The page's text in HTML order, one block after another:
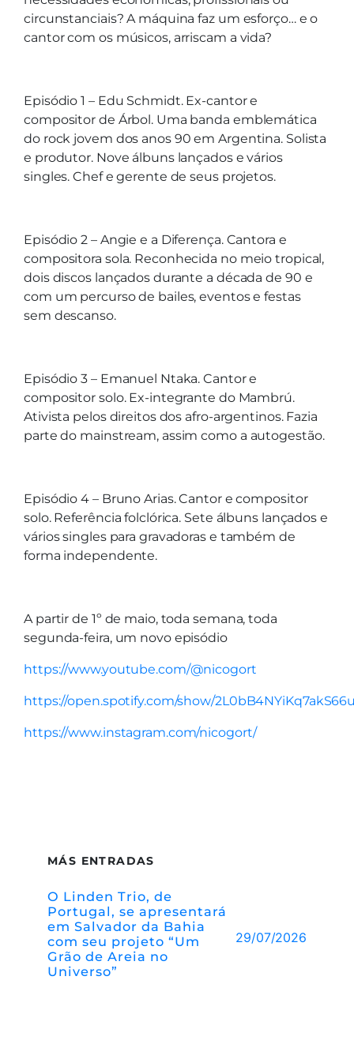
circunstanciais? A máquina faz um esforço… e o
cantor com os músicos, arriscam a vida?
Episódio 1 – Edu Schmidt. Ex-cantor e
compositor de Árbol. Uma banda emblemática
do rock jovem dos anos 90 em Argentina. Solista
e produtor. Nove álbuns lançados e vários
singles. Chef e gerente de seus projetos.
Episódio 2 – Angie e a Diferença. Cantora e
compositora sola. Reconhecida no meio tropical,
dois discos lançados durante a década de 90 e
com um percurso de bailes, eventos e festas
sem descanso.
Episódio 3 – Emanuel Ntaka. Cantor e
compositor solo. Ex-integrante do Mambrú.
Ativista pelos direitos dos afro-argentinos. Fazia
parte do mainstream, assim como a autogestão.
Episódio 4 – Bruno Arias. Cantor e compositor
solo. Referência folclórica. Sete álbuns lançados e
vários singles para gravadoras e também de
forma independente.
A partir de 1º de maio, toda semana, toda
segunda-feira, um novo episódio
https://www.youtube.com/@nicogort
https://open.spotify.com/show/
https://www.instagram.com/nicogort/
MÁS ENTRADAS
O Linden Trio, de
Portugal, se apresentará
em Salvador da Bahia
com seu projeto “Um
Grão de Areia no
Universo”
29/07/2026